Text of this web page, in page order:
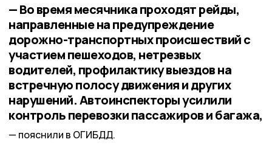
— Во время месячника проходят рейды,
направленные на предупреждение
дорожно-транспортных происшествий с
участием пешеходов, нетрезвых
водителей, профилактику выездов на
встречную полосу движения и других
нарушений. Автоинспекторы усилили
контроль перевозки пассажиров и багажа,
пояснили в ОГИБДД.